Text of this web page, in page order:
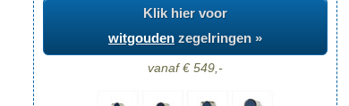
Klik hier voor
witgouden zegelringen »
vanaf € 549,-